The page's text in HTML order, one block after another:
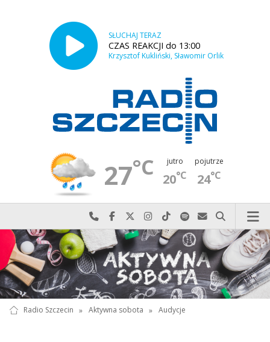
SŁUCHAJ TERAZ
CZAS REAKCJI do 13:00
Krzysztof Kukliński, Sławomir Orlik
27°C jutro
20°C
pojutrze
24°C
Najlepiej po prostu do nas zadzwoń
Odwiedź nas na Facebook-u
Odwiedź nas na X
Odwiedź nas na Instagram-ie
Odwiedź nas na TikTok-u
Szukaj nas na Spotify
Wyślij do nas
Szukaj
Radio Szczecin » Aktywna sobota » Audycje